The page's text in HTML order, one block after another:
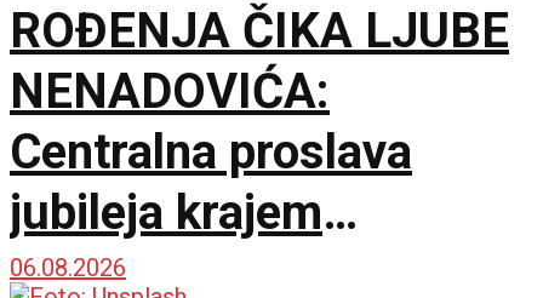
ROĐENJA ČIKA LJUBE
NENADOVIĆA:
Centralna proslava
jubileja krajem
septembra u Brankovini
06.08.2026